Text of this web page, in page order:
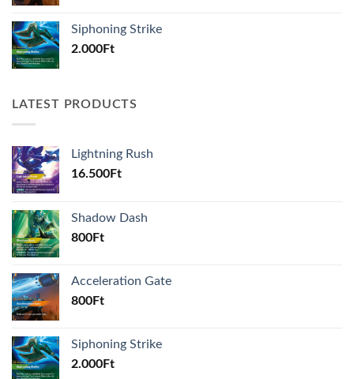
Siphoning Strike
2.000Ft
LATEST PRODUCTS
Lightning Rush
16.500Ft
Shadow Dash
800Ft
Acceleration Gate
800Ft
Siphoning Strike
2.000Ft